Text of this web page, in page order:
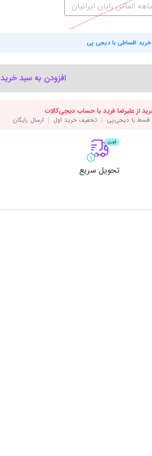
اکسسوری
کول پد
کابل‌ها
کارت گرافیک
منبع تغذیه (پاور)
رم
مادربرد
خرید اقساطی با دیجی پی
افزودن به سبد خرید
تحویل سریع